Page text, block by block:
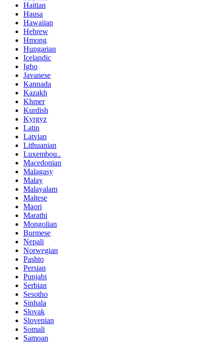
Haitian
Hausa
Hawaiian
Hebrew
Hmong
Hungarian
Icelandic
Igbo
Javanese
Kannada
Kazakh
Khmer
Kurdish
Kyrgyz
Latin
Latvian
Lithuanian
Luxembou..
Macedonian
Malagasy
Malay
Malayalam
Maltese
Maori
Marathi
Mongolian
Burmese
Nepali
Norwegian
Pashto
Persian
Punjabi
Serbian
Sesotho
Sinhala
Slovak
Slovenian
Somali
Samoan